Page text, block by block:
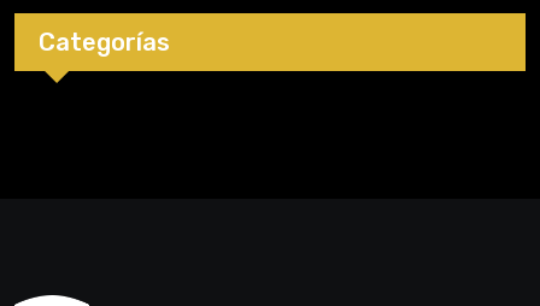
Categorías